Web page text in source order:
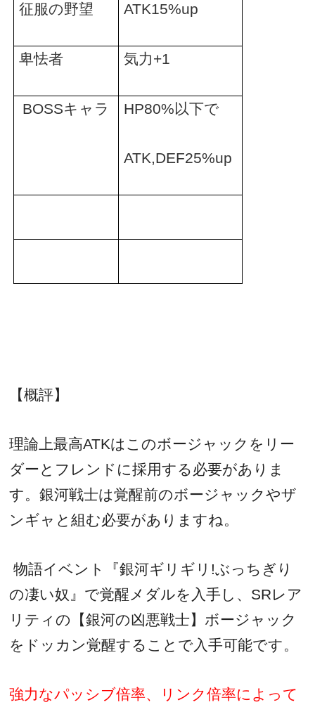
征服の野望 ATK15%up
卑怯者 気力+1
BOSSキャラ HP80%以下で
ATK,DEF25%up
【概評】
理論上最高ATKはこのボージャックをリー
ダーとフレンドに採用する必要がありま
す。銀河戦士は覚醒前のボージャックやザ
ンギャと組む必要がありますね。
物語イベント『銀河ギリギリ!ぶっちぎり
の凄い奴』で覚醒メダルを入手し、SRレア
リティの【銀河の凶悪戦士】ボージャック
をドッカン覚醒することで入手可能です。
強力なパッシブ倍率、リンク倍率によって